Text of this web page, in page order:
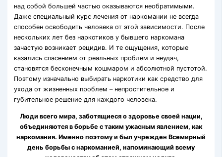
над собой большей частью оказываются необратимыми.
Даже специальный курс лечения от наркомании не всегда
способен освободить человека от этой зависимости. После
нескольких лет без наркотиков у бывшего наркомана
зачастую возникает рецидив. И те ощущения, которые
казались спасением от реальных проблем и неудач,
становятся бесконечным кошмаром и абсолютной пустотой.
Поэтому изначально выбирать наркотики как средство для
ухода от жизненных проблем – непростительное и
губительное решение для каждого человека.
Люди всего мира, заботящиеся о здоровье своей нации,
объединяются в борьбе с таким ужасным явлением, как
наркомания. Именно поэтому и был учрежден Всемирный
день борьбы с наркоманией, напоминающий всему